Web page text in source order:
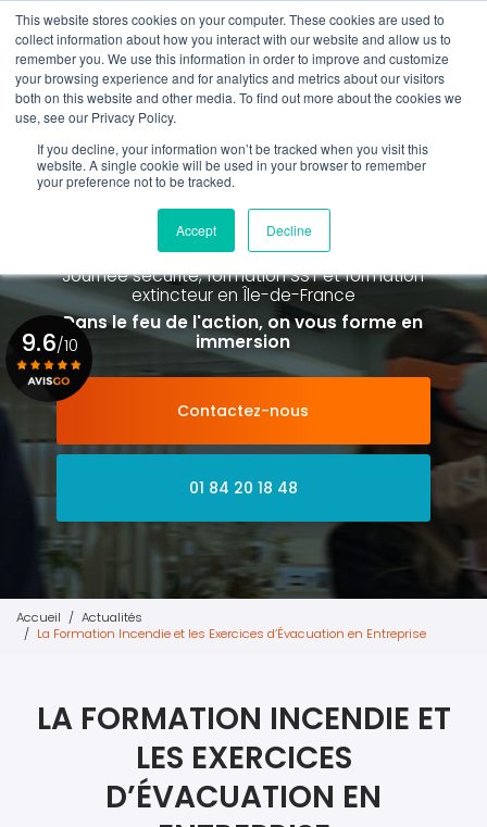
This website stores cookies on your computer. These cookies are used to
collect information about how you interact with our website and allow us to
remember you. We use this information in order to improve and customize
your browsing experience and for analytics and metrics about our visitors
both on this website and other media. To find out more about the cookies we
use, see our Privacy Policy.
If you decline, your information won’t be tracked when you visit this
website. A single cookie will be used in your browser to remember
your preference not to be tracked.
Accept Decline
Aller
au
contenu
principal
01 84 20 18 48
Rappel gratuit
Spécialiste de la formation SST et
de la Formation Incendie
à Paris La Défense depuis 2015
Journée sécurité, formation SST et formation
extincteuren Île-de-France
Dans le feu de l'action, on vous forme en
immersion
Contactez-nous
01 84 20 18 48
9.6/10
Voir le certificat
Accueil
Actualités
La Formation Incendie et les Exercices d’Évacuation en Entreprise
LA FORMATION INCENDIE ET
LES EXERCICES
D’ÉVACUATION EN